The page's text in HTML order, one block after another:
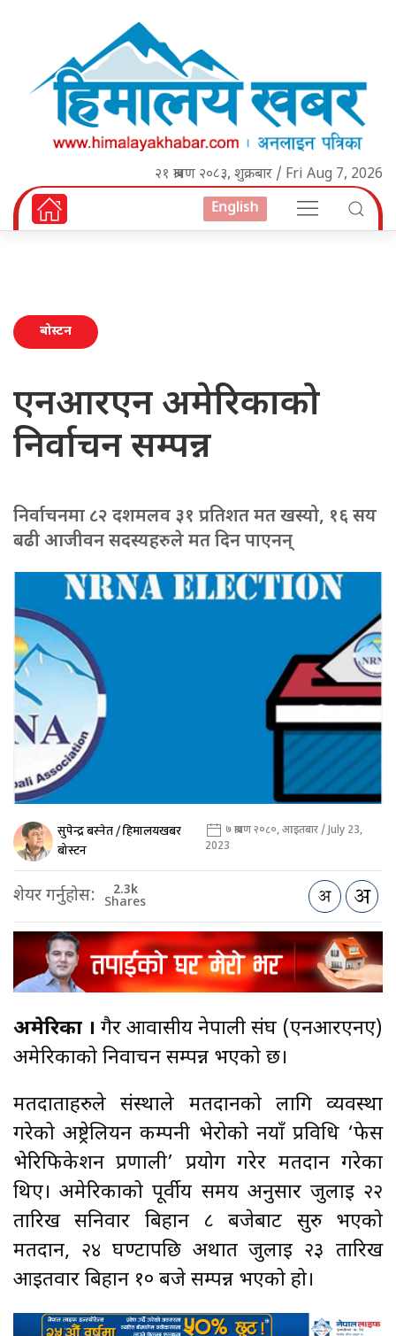
२१ श्रावण २०८३, शुक्रबार / Fri Aug 7, 2026
English
बोस्टन
एनआरएन अमेरिकाको
निर्वाचन सम्पन्न
निर्वाचनमा ८२ दशमलव ३१ प्रतिशत मत खस्यो, १६ सय
बढी आजीवन सदस्यहरुले मत दिन पाएनन्
सुपेन्द्र बस्नेत / हिमालयखबर
बोस्टन
७ श्रावण २०८०, आइतबार / July 23,
2023
शेयर गर्नुहोस: 2.3k
Shares
अमेरिका । गैर आवासीय नेपाली संघ (एनआरएनए)
अमेरिकाको निर्वाचन सम्पन्न भएको छ।
मतदाताहरुले संस्थाले मतदानको लागि व्यवस्था
गरेको अष्ट्रेलियन कम्पनी भेरोको नयाँ प्रविधि ‘फेस
भेरिफिकेशन प्रणाली’ प्रयोग गरेर मतदान गरेका
थिए। अमेरिकाको पूर्वीय समय अनुसार जुलाई २२
तारिख सनिवार बिहान ८ बजेबाट सुरु भएको
मतदान, २४ घण्टापछि अर्थात जुलाई २३ तारिख
आइतवार बिहान १० बजे सम्पन्न भएको हो।